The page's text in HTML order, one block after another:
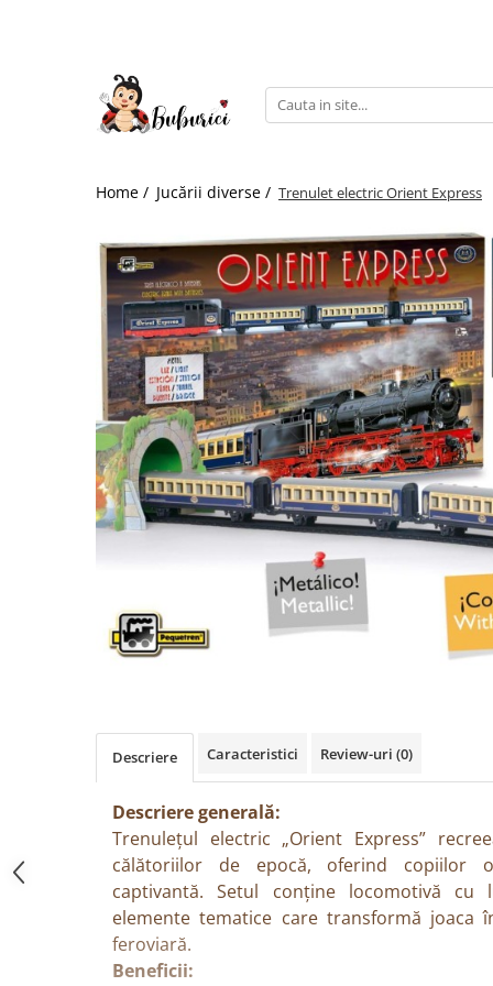
ConstrucțiiHome / Jucării diverse / Trenulet electric Orient Express
Descriere Caracteristici Review-uri (0)
Descriere generală:
Trenulețul electric „Orient Express”
călătoriilor de epocă, oferind copiilor
captivantă. Setul conține locomotivă cu
elemente tematice care transformă joaca
feroviară.
Beneficii: